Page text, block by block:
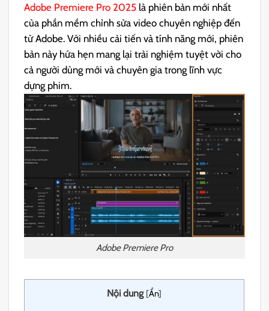
Adobe Premiere Pro 2025 là phiên bản mới nhất
của phần mềm chỉnh sửa video chuyên nghiệp đến
từ Adobe. Với nhiều cải tiến và tính năng mới, phiên
bản này hứa hẹn mang lại trải nghiệm tuyệt vời cho
cả người dùng mới và chuyên gia trong lĩnh vực
dựng phim.
Adobe Premiere Pro
Nội dung [Ẩn]